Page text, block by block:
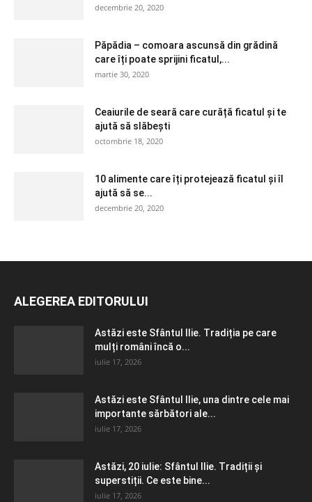
decembrie 20, 2020
Păpădia – comoara ascunsă din grădină
care îți poate sprijini ficatul,...
martie 30, 2020
Ceaiurile de seară care curăță ficatul și te
ajută să slăbești
octombrie 18, 2020
10 alimente care îți protejează ficatul și îl
ajută să se...
decembrie 20, 2020
ALEGEREA EDITORULUI
Astăzi este Sfântul Ilie. Tradiția pe care
mulți români încă o...
iulie 17, 2026
Astăzi este Sfântul Ilie, una dintre cele mai
importante sărbători ale...
iulie 17, 2026
Astăzi, 20 iulie: Sfântul Ilie. Tradiții și
superstiții. Ce este bine...
iulie 17, 2026